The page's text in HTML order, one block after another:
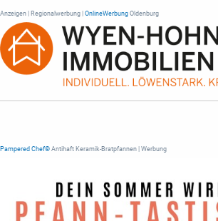
Anzeigen | Regionalwerbung | OnlineWerbung Oldenburg
Pampered Chef® Antihaft Keramik-Bratpfannen | Werbung